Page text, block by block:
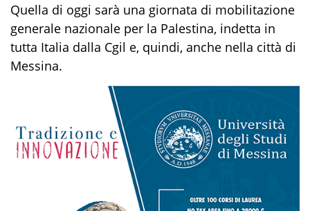
Quella di oggi sarà una giornata di mobilitazione
generale nazionale per la Palestina, indetta in
tutta Italia dalla Cgil e, quindi, anche nella città di
Messina.